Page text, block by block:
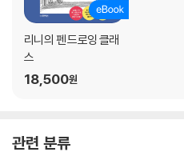
그리기 도구와 친해지기
브러시 라이브러리 살펴보기
나만의 브러시 세트 만들기
브러시 스튜디오에서 편집하기
Rini’s Advice 그리기 도구의 숨겨진
리니의 펜 드로잉 클래
스
18,500원
관련 분류